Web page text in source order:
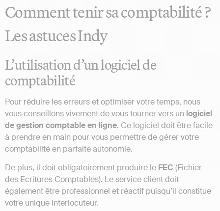
Comment tenir sa comptabilité ?
Les astuces Indy
L’utilisation d’un logiciel de
comptabilité
Pour réduire les erreurs et optimiser votre temps, nous
vous conseillons vivement de vous tourner vers un logiciel
de gestion comptable en ligne. Ce logiciel doit être facile
à prendre en main pour vous permettre de gérer votre
comptabilité en parfaite autonomie.
De plus, il doit obligatoirement produire le FEC (Fichier
des Ecritures Comptables). Le service client doit
également être professionnel et réactif puisqu’il constitue
votre unique interlocuteur.